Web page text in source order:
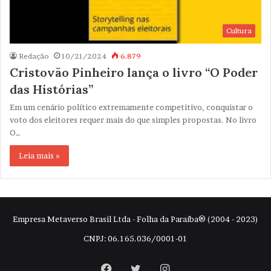
Cultura
Redação 10/21/2024 6.879
Cristovão Pinheiro lança o livro “O Poder
das Histórias”
Em um cenário político extremamente competitivo, conquistar o
voto dos eleitores requer mais do que simples propostas. No livro
O…
Leia mais »
Empresa Metaverso Brasil Ltda - Folha da Paraíba® (2004 - 2023)
CNPJ: 06.165.036/0001-01
FacebookTwitterInstagram